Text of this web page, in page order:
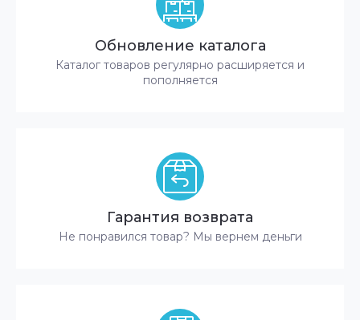
Обновление каталога
Каталог товаров регулярно расширяется и
пополняется
Гарантия возврата
Не понравился товар? Мы вернем деньги